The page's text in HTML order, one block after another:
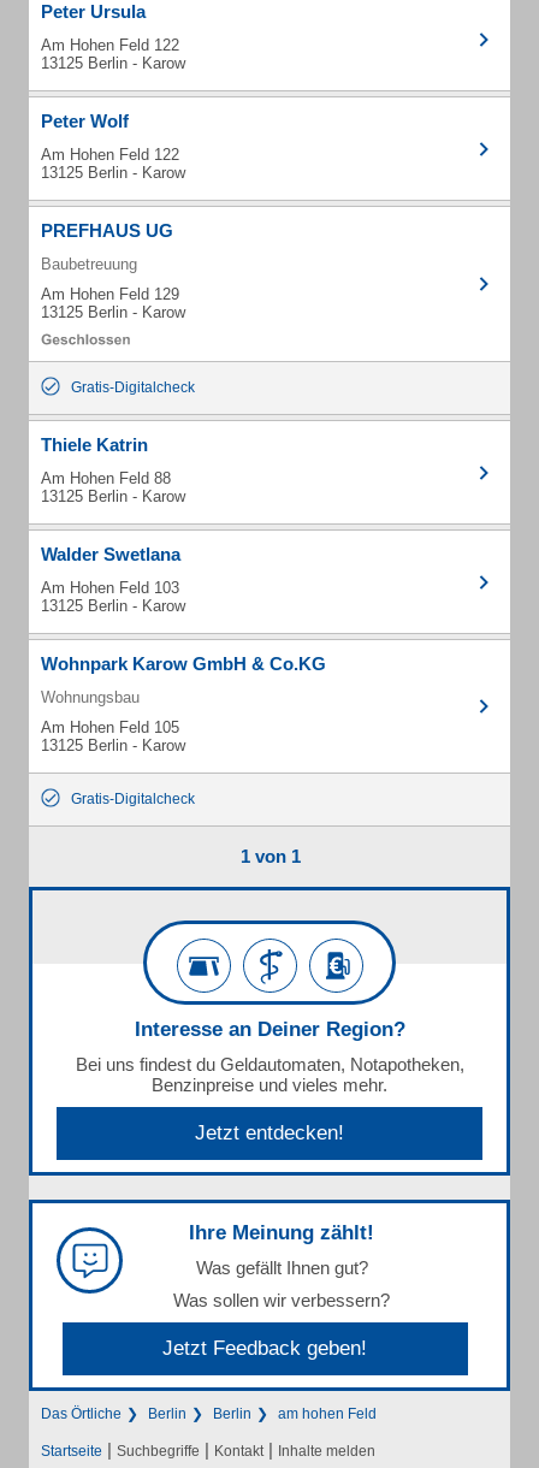
Peter Ursula
Am Hohen Feld 122
13125 Berlin - Karow
Peter Wolf
Am Hohen Feld 122
13125 Berlin - Karow
PREFHAUS UG
Baubetreuung
Am Hohen Feld 129
13125 Berlin - Karow
Gratis-Digitalcheck
Thiele Katrin
Am Hohen Feld 88
13125 Berlin - Karow
Walder Swetlana
Am Hohen Feld 103
13125 Berlin - Karow
Wohnpark Karow GmbH & Co.KG
Wohnungsbau
Am Hohen Feld 105
13125 Berlin - Karow
Gratis-Digitalcheck
1 von 1
Interesse an Deiner Region?
Bei uns findest du Geldautomaten, Notapotheken,
Benzinpreise und vieles mehr.
Jetzt entdecken!
Ihre Meinung zählt!
Was gefällt Ihnen gut?
Was sollen wir verbessern?
Jetzt Feedback geben!
Das Örtliche Berlin Berlin am hohen Feld
Startseite | Suchbegriffe | Kontakt | Inhalte melden